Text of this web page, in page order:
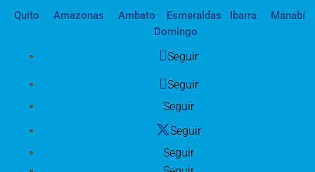
Quito Amazonas Ambato Esmeraldas Ibarra
Manabí
Domingo
Seguir
Seguir
Seguir
Seguir
Seguir